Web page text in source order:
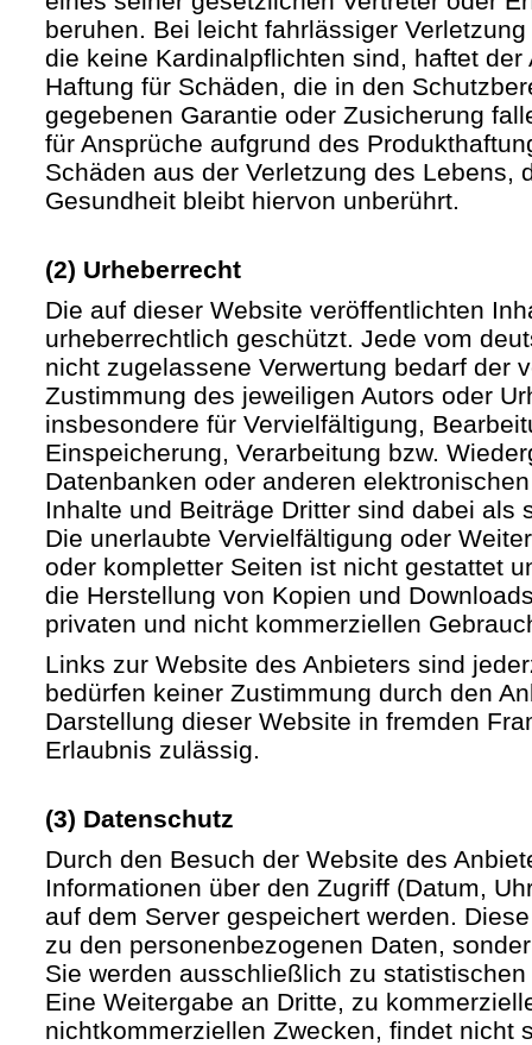
beruhen. Bei leicht fahrlässiger
die keine Kardinalpflichten sind, haftet der
Haftung für Schäden, die in den
gegebenen Garantie oder Zusicherung
für Ansprüche aufgrund des
Schäden aus der Verletzung des Lebens,
Gesundheit bleibt hiervon unberührt.
(2) Urheberrecht
Die auf dieser Website veröffentlichten
urheberrechtlich geschützt. Jede vom
nicht zugelassene Verwertung bedarf der
Zustimmung des jeweiligen Autors oder
insbesondere für Vervielfältigung,
Einspeicherung, Verarbeitung bzw.
Datenbanken oder anderen
Inhalte und Beiträge Dritter sind dabei als
Die unerlaubte Vervielfältigung oder
oder kompletter Seiten ist nicht gestattet
die Herstellung von Kopien und
privaten und nicht kommerziellen
Links zur Website des Anbieters sind
bedürfen keiner Zustimmung durch den
Darstellung dieser Website in fremden
Erlaubnis zulässig.
(3) Datenschutz
Durch den Besuch der Website des
Informationen über den Zugriff (Datum,
auf dem Server gespeichert werden.
zu den personenbezogenen Daten,
Sie werden ausschließlich zu
Eine Weitergabe an Dritte, zu
nichtkommerziellen Zwecken, findet nicht